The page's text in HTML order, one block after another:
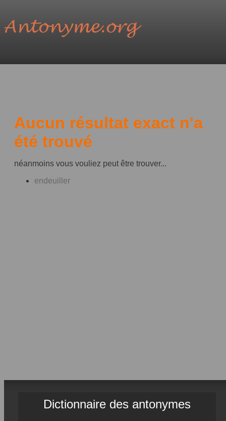
Aucun résultat exact n'a
été trouvé
néanmoins vous vouliez peut être trouver...
endeuiller
Dictionnaire des antonymes